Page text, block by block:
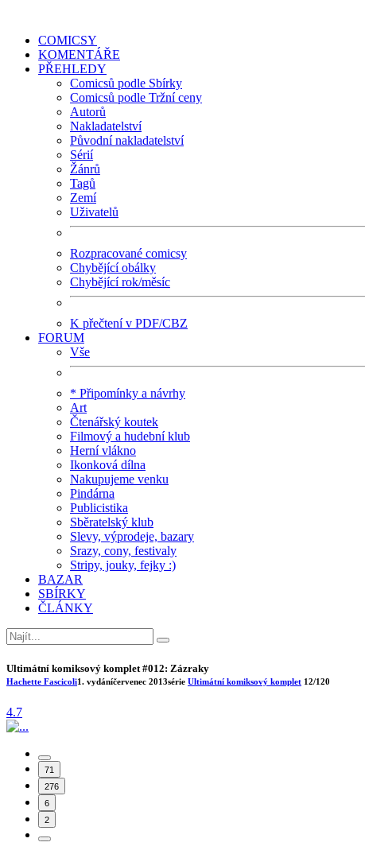
COMICSY
KOMENTÁŘE
PŘEHLEDY
Comicsů podle Sbírky
Comicsů podle Tržní ceny
Autorů
Nakladatelství
Původní nakladatelství
Sérií
Žánrů
Tagů
Zemí
Uživatelů
Rozpracované comicsy
Chybějící obálky
Chybějící rok/měsíc
K přečtení v PDF/CBZ
FORUM
Vše
* Připomínky a návrhy
Art
Čtenářský koutek
Filmový a hudební klub
Herní vlákno
Ikonková dílna
Nakupujeme venku
Pindárna
Publicistika
Sběratelský klub
Slevy, výprodeje, bazary
Srazy, cony, festivaly
Stripy, jouky, fejky :)
BAZAR
SBÍRKY
ČLÁNKY
Ultimátní komiksový komplet #012: Zázraky
Hachette Fascicoli1. vydáníčervenec 2013série Ultimátní komiksový komplet 12/120
4.7
71
276
6
2